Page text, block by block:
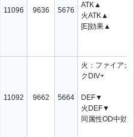
11096 9636 5676
ATK▲
火ATK▲
[E]効果▲
11092 9662 5664
火：ファイアガ
クDIV+
DEF▼
火DEF▼
同属性OD中効